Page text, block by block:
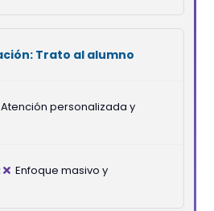
Trato al alumno
Atención personalizada y
Enfoque masivo y